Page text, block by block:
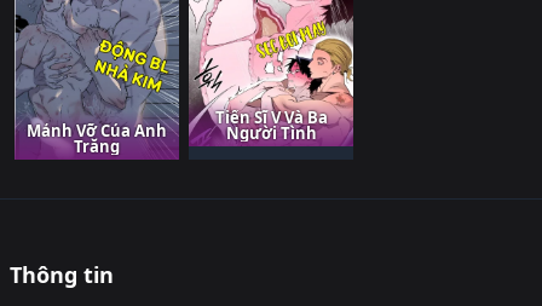
Mảnh Vỡ Của Ánh
Trăng
Tiến Sĩ V Và Ba
Người Tình
Thông tin